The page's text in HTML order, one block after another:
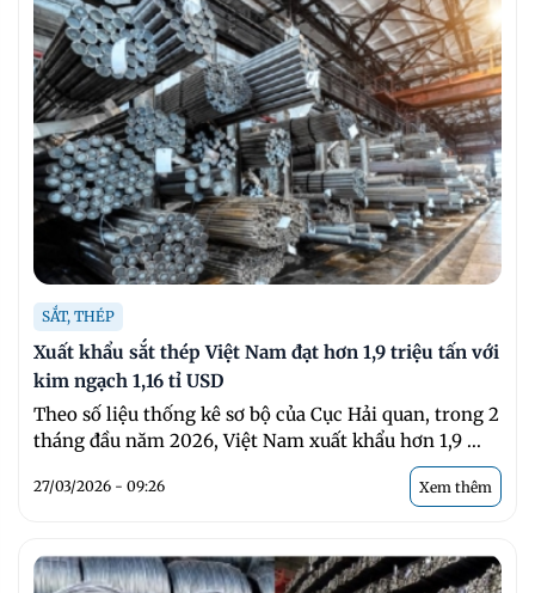
SẮT, THÉP
Xuất khẩu sắt thép Việt Nam đạt hơn 1,9 triệu tấn với
kim ngạch 1,16 tỉ USD
Theo số liệu thống kê sơ bộ của Cục Hải quan, trong 2
tháng đầu năm 2026, Việt Nam xuất khẩu hơn 1,9 ...
27/03/2026 - 09:26 Xem thêm